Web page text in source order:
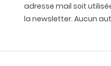
adresse mail soit
la newsletter. Aucun